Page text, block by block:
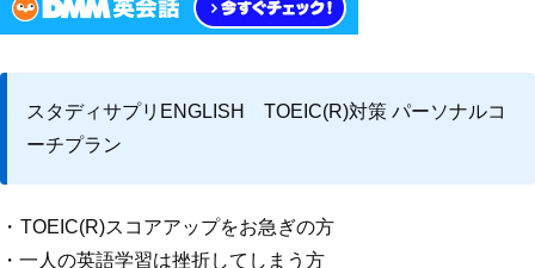
スタディサプリENGLISH TOEIC(R)対策 パーソナルコ
ーチプラン
・ TOEIC(R)スコアアップをお急ぎの方
・一人の英語学習は挫折してしまう方